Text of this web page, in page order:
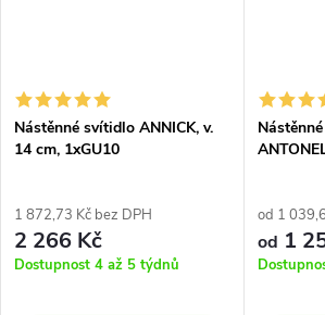
Nástěnné svítidlo ANNICK, v.
14 cm, 1xGU10
1 872,73 Kč bez DPH
2 266 Kč
Dostupnost 4 až 5 týdnů
od 1
od 1